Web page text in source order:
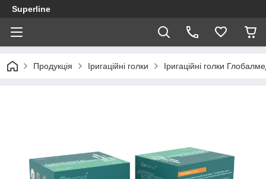
Superline
Продукція Іригаційні голки Іригаційні голки